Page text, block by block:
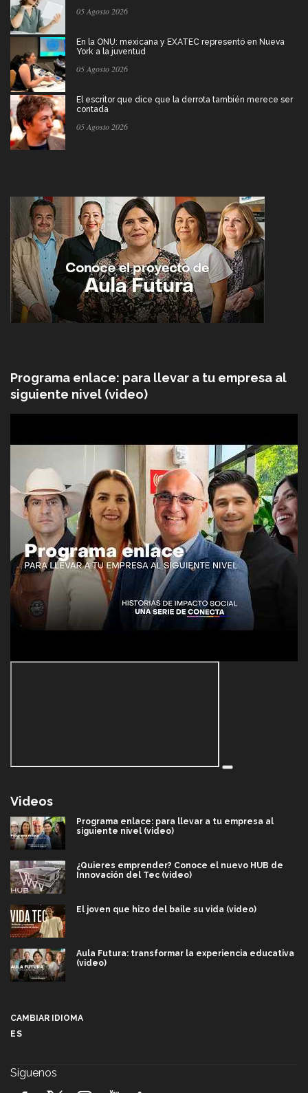
05 Agosto 2026
En la ONU: mexicana y EXATEC representó en Nueva
York a la juventud
05 Agosto 2026
El escritor que dice que la derrota también merece ser
contada
05 Agosto 2026
Programa enlace: para llevar a tu empresa al
siguiente nivel (video)
Videos
Programa enlace: para llevar a tu empresa al
siguiente nivel (video)
¿Quieres emprender? Conoce el nuevo HUB de
Innovación del Tec (video)
El joven que hizo del baile su vida (video)
Aula Futura: transformar la experiencia educativa
(video)
CAMBIAR IDIOMA
ES
Síguenos